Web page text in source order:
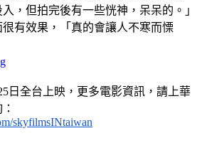
，但拍完後有一些恍神，呆呆的。」
有效果，「真的會讓人不寒而慄
日全台上映，更多電影資訊，請上華
skyfilmsINtaiwan